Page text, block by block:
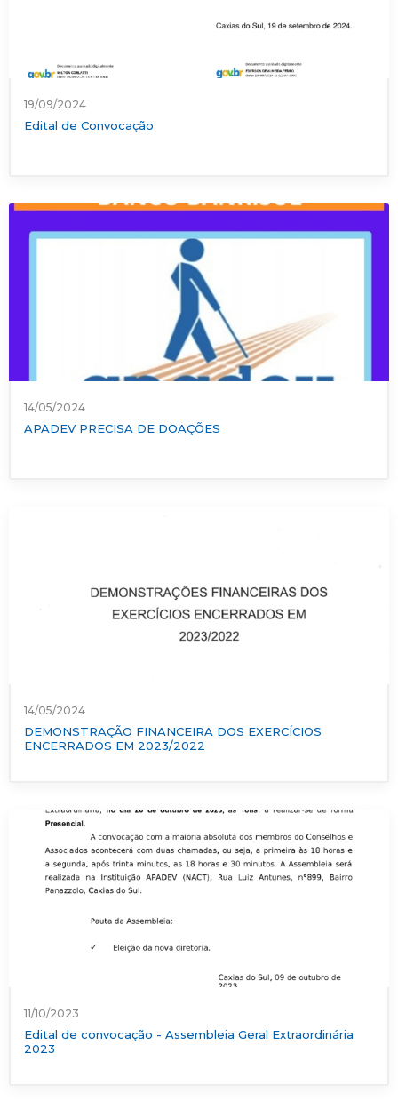
19/09/2024
Edital de Convocação
14/05/2024
APADEV PRECISA DE DOAÇÕES
14/05/2024
DEMONSTRAÇÃO FINANCEIRA DOS EXERCÍCIOS
ENCERRADOS EM 2023/2022
11/10/2023
Edital de convocação - Assembleia Geral Extraordinária
2023